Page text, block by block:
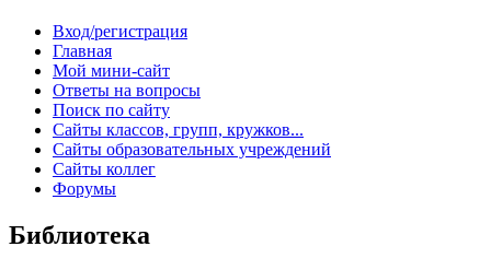
Вход/регистрация
Главная
Мой мини-сайт
Ответы на вопросы
Поиск по сайту
Сайты классов, групп, кружков...
Сайты образовательных учреждений
Сайты коллег
Форумы
Библиотека